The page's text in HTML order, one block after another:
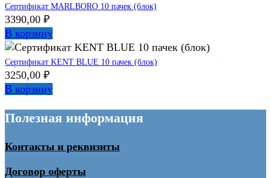
Сертификат MARLBORO 10 пачек (блок)
3390,00 ₽
В корзину
Сертификат KENT BLUE 10 пачек (блок)
3250,00 ₽
В корзину
Полезная информация
Контакты и реквизиты
Договор оферты